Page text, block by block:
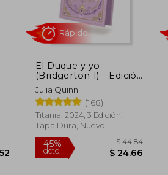
El Duque y yo
(Bridgerton 1) - Edición
coleccionista
Julia Quinn
(168)
Titania, 2024, 3 Edición,
Tapa Dura, Nuevo
Rápido